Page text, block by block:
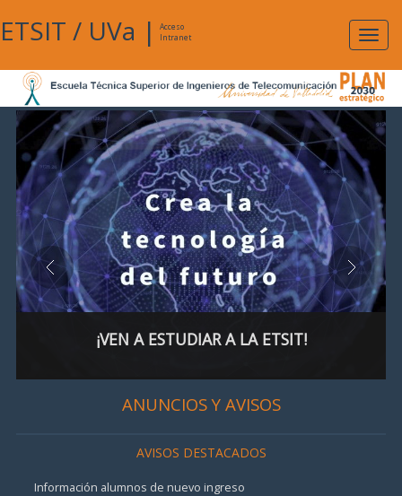
ETSIT / UVa |
Acceso
Intranet
¡VEN A ESTUDIAR A LA ETSIT!
ANUNCIOS Y AVISOS
AVISOS DESTACADOS
Información alumnos de nuevo ingreso